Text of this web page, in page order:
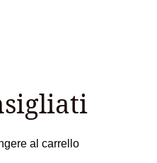
al carrello